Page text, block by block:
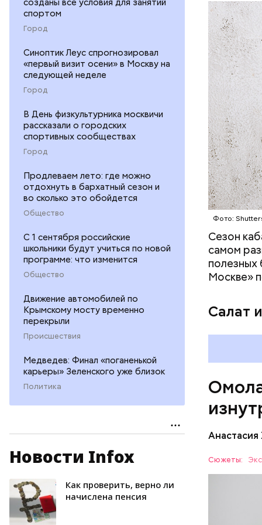
спортом
Город
Синоптик Леус спрогнозировал
«первый визит осени» в Москву на
следующей неделе
Город
В День физкультурника москвичи
рассказали о городских
спортивных сообществах
Город
Продлеваем лето: где можно
отдохнуть в бархатный сезон и
во сколько это обойдется
Общество
С 1 сентября российские
школьники будут учиться по новой
программе: что изменится
Общество
Движение автомобилей по
Крымскому мосту временно
перекрыли
Происшествия
Медведев: Финал «поганенькой
карьеры» Зеленского уже близок
Политика
Новости Infox
Как проверить, верно ли
начислена пенсия
Фото:
Сезон
самом
полезных
Москве»
Салат
ЕДА
Сюжеты:
Дыня
кожи;
плода.
ряда
лютеин
наше
калий
— В